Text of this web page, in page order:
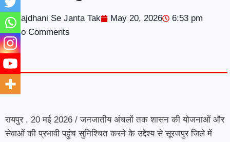
Rajdhani Se Janta Tak May 20, 2026
6:53 pm
No Comments
रायपुर , 20 मई 2026 / जनजातीय अंचलों तक शासन की योजनाओं और
सेवाओं की प्रभावी पहुंच सुनिश्चित करने के उद्देश्य से सूरजपुर जिले में